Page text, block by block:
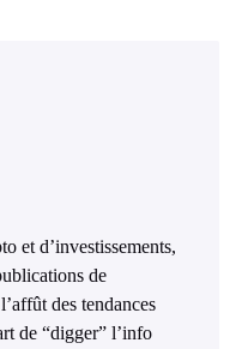
et d’investissements,
de
des tendances
de “digger” l’info